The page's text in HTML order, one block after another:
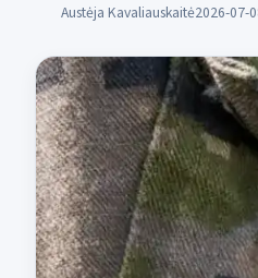
Austėja Kavaliauskaitė2026-07-